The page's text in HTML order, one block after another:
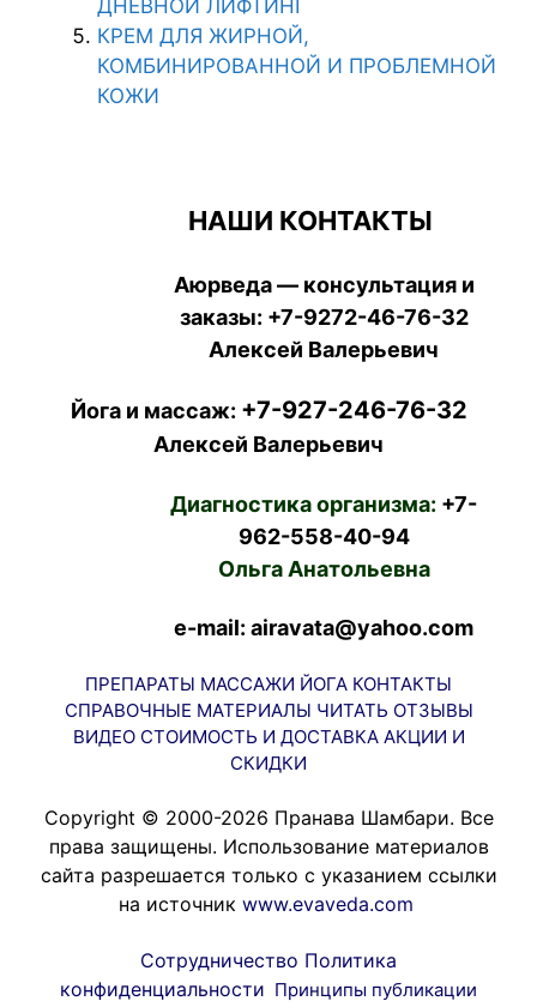
ДНЕВНОЙ ЛИФТИНГ
КРЕМ ДЛЯ ЖИРНОЙ,
КОМБИНИРОВАННОЙ И ПРОБЛЕМНОЙ
КОЖИ
НАШИ КОНТАКТЫ
Аюрведа — консультация и
заказы: +7-9272-46-76-32
Алексей Валерьевич
Йога и массаж: +7-927-246-76-32
Алексей Валерьевич
Диагностика организма: +7-
962-558-40-94
Ольга Анатольевна
e-mail: airavata@yahoo.com
ПРЕПАРАТЫ МАССАЖИ ЙОГА КОНТАКТЫ
СПРАВОЧНЫЕ МАТЕРИАЛЫ ЧИТАТЬ ОТЗЫВЫ
ВИДЕО СТОИМОСТЬ И ДОСТАВКА АКЦИИ И
СКИДКИ
Copyright © 2000-2026 Пранава Шамбари. Все
права защищены. Использование материалов
сайта разрешается только с указанием ссылки
на источник www.evaveda.com
Сотрудничество Политика
конфиденциальности Принципы публикации